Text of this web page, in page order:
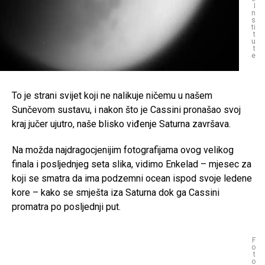
n
s
ti
t
u
t
e
To je strani svijet koji ne nalikuje ničemu u našem
Sunčevom sustavu, i nakon što je Cassini pronašao svoj
kraj jučer ujutro, naše blisko viđenje Saturna završava.
Na možda najdragocjenijim fotografijama ovog velikog
finala i posljednjeg seta slika, vidimo Enkelad – mjesec za
koji se smatra da ima podzemni ocean ispod svoje ledene
kore – kako se smješta iza Saturna dok ga Cassini
promatra po posljednji put.
F
o
t
o